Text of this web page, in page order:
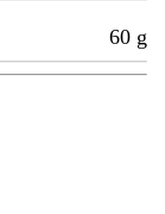
60 g